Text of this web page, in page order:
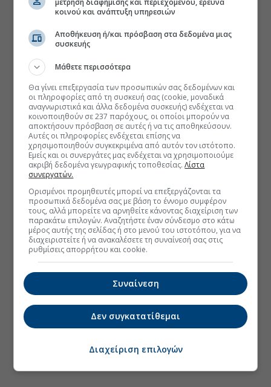
μέτρηση διαφήμισης και περιεχομένου, έρευνα
κοινού και ανάπτυξη υπηρεσιών
Αποθήκευση ή/και πρόσβαση στα δεδομένα μιας
συσκευής
Μάθετε περισσότερα
Θα γίνει επεξεργασία των προσωπικών σας δεδομένων και
οι πληροφορίες από τη συσκευή σας (cookie, μοναδικά
αναγνωριστικά και άλλα δεδομένα συσκευής) ενδέχεται να
κοινοποιηθούν σε 237 παρόχους, οι οποίοι μπορούν να
αποκτήσουν πρόσβαση σε αυτές ή να τις αποθηκεύσουν.
Αυτές οι πληροφορίες ενδέχεται επίσης να
χρησιμοποιηθούν συγκεκριμένα από αυτόν τον ιστότοπο.
Εμείς και οι συνεργάτες μας ενδέχεται να χρησιμοποιούμε
ακριβή δεδομένα γεωγραφικής τοποθεσίας.Λίστα
συνεργατών.
Ορισμένοι προμηθευτές μπορεί να επεξεργάζονται τα
προσωπικά δεδομένα σας με βάση το έννομο συμφέρον
τους, αλλά μπορείτε να αρνηθείτε κάνοντας διαχείριση των
παρακάτω επιλογών. Αναζητήστε έναν σύνδεσμο στο κάτω
μέρος αυτής της σελίδας ή στο μενού του ιστοτόπου, για να
διαχειριστείτε ή να ανακαλέσετε τη συναίνεσή σας στις
ρυθμίσεις απορρήτου και cookie.
Συναίνεση
Δεν συγκατατίθεμαι
Διαχείριση επιλογών